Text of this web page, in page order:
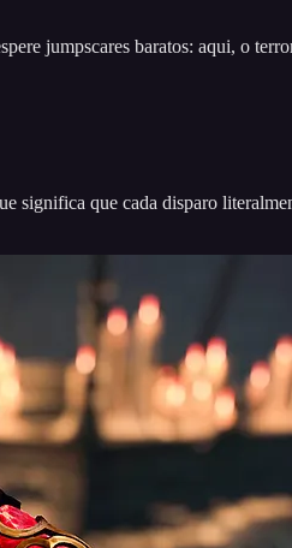
jumpscares baratos: aqui, o
significa que cada disparo